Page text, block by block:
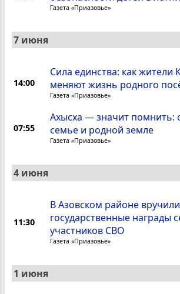
Газета «Приазовье»
7 июня
14:00
Сила единства: как жители
меняют жизнь родного
Газета «Приазовье»
07:55
Ахысха — значит помнить:
семье и родной земле
Газета «Приазовье»
4 июня
11:30
В Азовском районе вручили
государственные награды
участников СВО
Газета «Приазовье»
1 июня